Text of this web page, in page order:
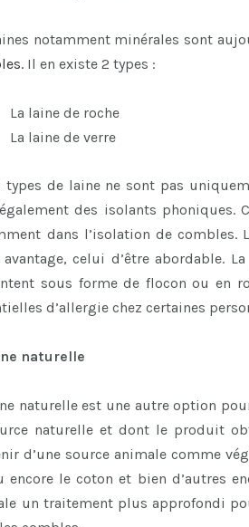
notamment minérales sont
. Il en existe 2 types :
La laine de roche
La laine de verre
types de laine ne sont pas
des isolants
dans l’isolation de combles.
celui d’être abordable.
sous forme de flocon ou en
d’allergie chez certaines
naturelle
naturelle est une autre option
naturelle et dont le produit
d’une source animale comme
encore le coton et bien d’autres
un traitement plus approfondi